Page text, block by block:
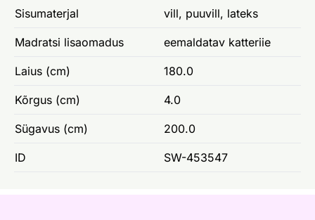
Sisumaterjal vill, puuvill, lateks
Madratsi lisaomadus eemaldatav katteriie
Laius (cm) 180.0
Kõrgus (cm) 4.0
Sügavus (cm) 200.0
ID SW-453547